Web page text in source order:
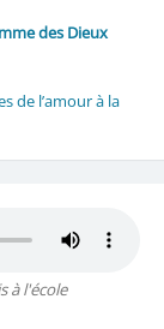
des Dieux
de l’amour à la
à l'école